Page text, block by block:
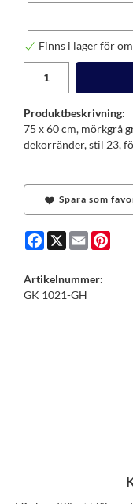
Finns i lager för
Produktbeskrivning:
75 x 60 cm, mörkgrå
dekorränder, stil 23,
Spara som
Facebook
X Email
Artikelnummer:
GK 1021-GH